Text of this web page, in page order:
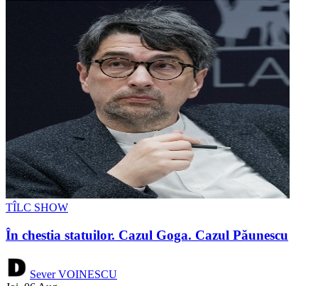
TÎLC SHOW
În chestia statuilor. Cazul Goga. Cazul Păunescu
Sever VOINESCU